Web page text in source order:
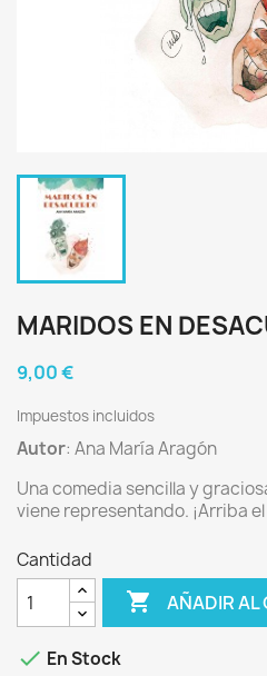
MARIDOS EN
9,00 €
Impuestos incluidos
Autor: Ana María Aragón
Una comedia sencilla y
viene representando. ¡Arriba
Cantidad
 AÑADIR AL
 En Stock